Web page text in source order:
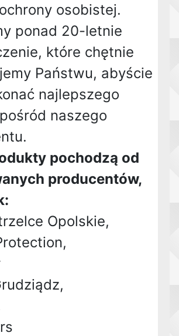
osobistej.
ponad 20-letnie
które chętnie
Państwu, abyście
najlepszego
naszego
pochodzą od
producentów,
Opolskie,